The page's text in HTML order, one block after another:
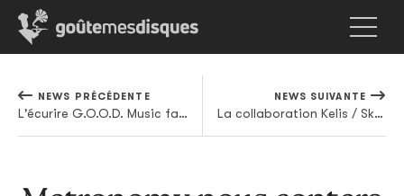
NEWS PRÉCÉDENTE
L'écurire G.O.O.D. Music fait son show aux BET Awards
NEWS SUIVANTE
La collaboration Kelis / Skream en écoute